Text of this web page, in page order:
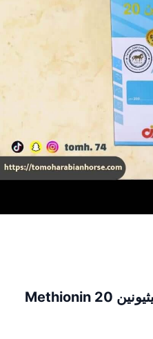
منشط كبد وطارد سموم ميثيونين 20 Methionin